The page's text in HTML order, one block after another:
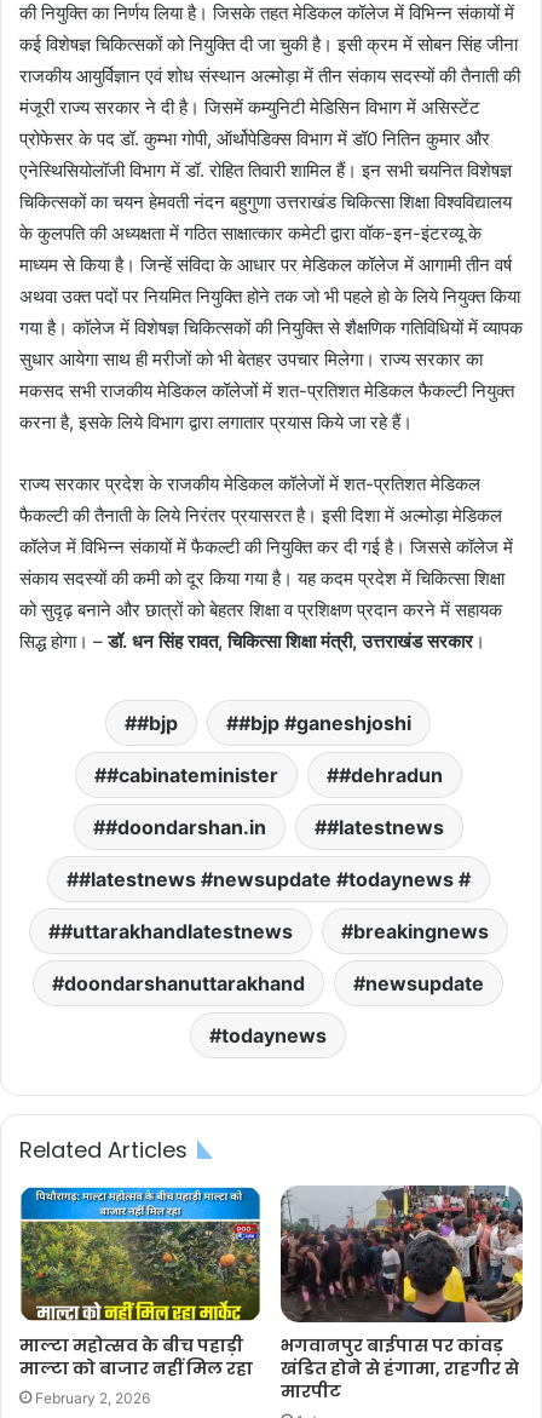
की नियुक्ति का निर्णय लिया है। जिसके तहत मेडिकल कॉलेज में विभिन्न संकायों में
कई विशेषज्ञ चिकित्सकों को नियुक्ति दी जा चुकी है। इसी क्रम में सोबन सिंह जीना
राजकीय आयुर्विज्ञान एवं शोध संस्थान अल्मोड़ा में तीन संकाय सदस्यों की तैनाती की
मंजूरी राज्य सरकार ने दी है। जिसमें कम्युनिटी मेडिसिन विभाग में असिस्टेंट
प्रोफेसर के पद डॉ. कुम्भा गोपी, ऑर्थोपेडिक्स विभाग में डॉ0 नितिन कुमार और
एनेस्थिसियोलॉजी विभाग में डॉ. रोहित तिवारी शामिल हैं। इन सभी चयनित विशेषज्ञ
चिकित्सकों का चयन हेमवती नंदन बहुगुणा उत्तराखंड चिकित्सा शिक्षा विश्वविद्यालय
के कुलपति की अध्यक्षता में गठित साक्षात्कार कमेटी द्वारा वॉक-इन-इंटरव्यू के
माध्यम से किया है। जिन्हें संविदा के आधार पर मेडिकल कॉलेज में आगामी तीन वर्ष
अथवा उक्त पदों पर नियमित नियुक्ति होने तक जो भी पहले हो के लिये नियुक्त किया
गया है। कॉलेज में विशेषज्ञ चिकित्सकों की नियुक्ति से शैक्षणिक गतिविधियों में व्यापक
सुधार आयेगा साथ ही मरीजों को भी बेतहर उपचार मिलेगा। राज्य सरकार का
मकसद सभी राजकीय मेडिकल कॉलेजों में शत-प्रतिशत मेडिकल फैकल्टी नियुक्त
करना है, इसके लिये विभाग द्वारा लगातार प्रयास किये जा रहे हैं।
राज्य सरकार प्रदेश के राजकीय मेडिकल कॉलेजों में शत-प्रतिशत मेडिकल
फैकल्टी की तैनाती के लिये निरंतर प्रयासरत है। इसी दिशा में अल्मोड़ा मेडिकल
कॉलेज में विभिन्न संकायों में फैकल्टी की नियुक्ति कर दी गई है। जिससे कॉलेज में
संकाय सदस्यों की कमी को दूर किया गया है। यह कदम प्रदेश में चिकित्सा शिक्षा
को सुदृढ़ बनाने और छात्रों को बेहतर शिक्षा व प्रशिक्षण प्रदान करने में सहायक
सिद्ध होगा। –डॉ. धन सिंह रावत, चिकित्सा शिक्षा मंत्री, उत्तराखंड सरकार।
#bjp #bjp #ganeshjoshi
#cabinateminister #dehradun
#doondarshan.in #latestnews
#latestnews #newsupdate #todaynews #
#uttarakhandlatestnews breakingnews
doondarshanuttarakhand newsupdate
todaynews
Related Articles
माल्टा महोत्सव के बीच पहाड़ी
माल्टा को बाजार नहीं मिल रहा
February 2, 2026
भगवानपुर बाईपास पर कांवड़
खंडित होने से हंगामा, राहगीर से
मारपीट